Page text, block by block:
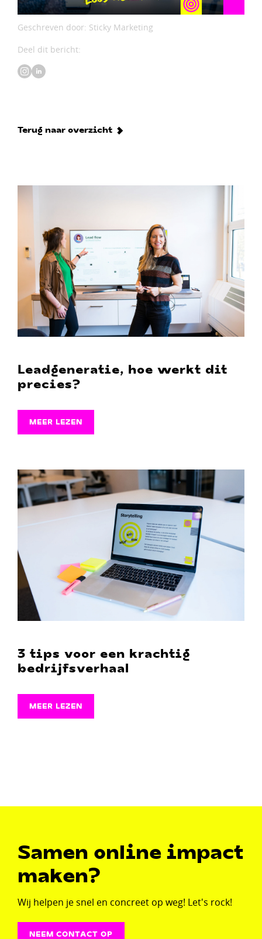
Geschreven door: Sticky Marketing
Deel dit bericht:
Terug naar overzicht
Leadgeneratie, hoe werkt dit
precies?
MEER LEZEN
3 tips voor een krachtig
bedrijfsverhaal
MEER LEZEN
Samen online impact
maken?
Wij helpen je snel en concreet op weg! Let's rock!
NEEM CONTACT OP